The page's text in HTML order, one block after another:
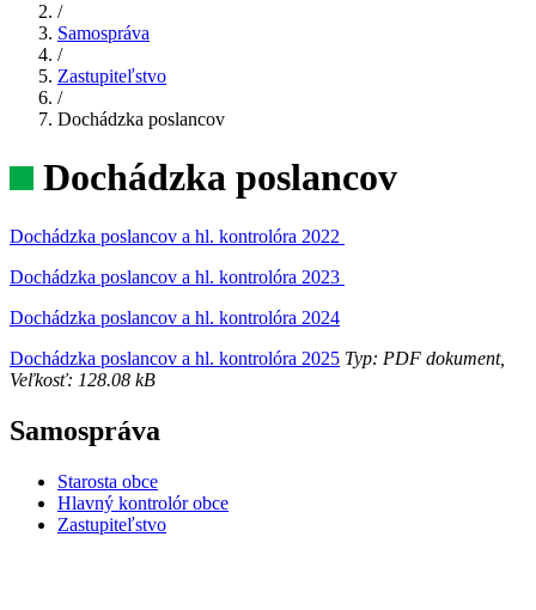
/
Samospráva
/
Zastupiteľstvo
/
Dochádzka poslancov
Dochádzka poslancov
Dochádzka poslancov a hl. kontrolóra 2022
Dochádzka poslancov a hl. kontrolóra 2023
Dochádzka poslancov a hl. kontrolóra 2024
Dochádzka poslancov a hl. kontrolóra 2025 Typ: PDF dokument,
Veľkosť: 128.08 kB
Samospráva
Starosta obce
Hlavný kontrolór obce
Zastupiteľstvo